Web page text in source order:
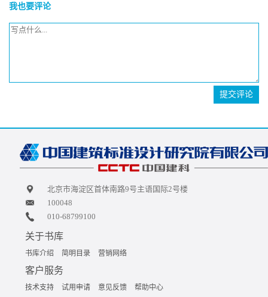
我也要评论
提交评论
北京市海淀区首体南路9号主语国际2号楼
100048
010-68799100
关于书库
书库介绍 简明目录 营销网络
客户服务
技术支持 试用申请 意见反馈 帮助中心